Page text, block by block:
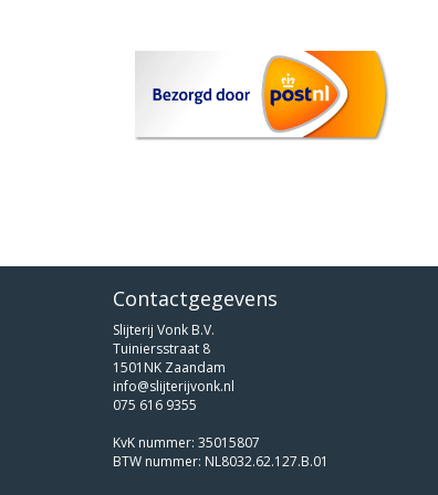
Contactgegevens
Slijterij Vonk B.V.
Tuiniersstraat 8
1501NK Zaandam
info@slijterijvonk.nl
075 616 9355
KvK nummer: 35015807
BTW nummer: NL8032.62.127.B.01